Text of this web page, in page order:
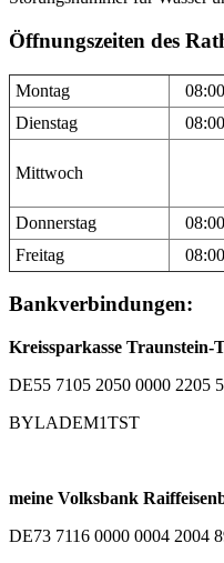
Öffnungszeiten des
Montag
Dienstag
Mittwoch
Donnerstag
Freitag
Bankverbindungen:
Kreissparkasse Traunstein-
DE55 7105 2050 0000 2205
BYLADEM1TST
meine Volksbank
DE73 7116 0000 0004 2004